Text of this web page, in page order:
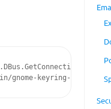
gnome-keyring-daemon --